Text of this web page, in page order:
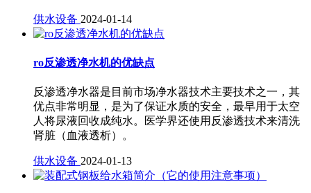
供水设备 2024-01-14
ro反渗透净水机的优缺点
反渗透净水器是目前市场净水器技术主要技术之一，其
优点非常明显，是为了保证水质的安全，最早用于太空
人将尿液回收成纯水。医学界还使用反渗透技术来清洗
肾脏（血液透析）。
供水设备 2024-01-13